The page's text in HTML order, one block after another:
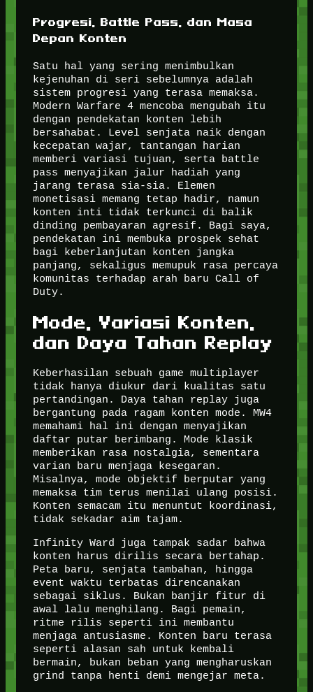
Progresi, Battle Pass, dan Masa
Depan Konten
Satu hal yang sering menimbulkan
kejenuhan di seri sebelumnya adalah
sistem progresi yang terasa memaksa.
Modern Warfare 4 mencoba mengubah itu
dengan pendekatan konten lebih
bersahabat. Level senjata naik dengan
kecepatan wajar, tantangan harian
memberi variasi tujuan, serta battle
pass menyajikan jalur hadiah yang
jarang terasa sia-sia. Elemen
monetisasi memang tetap hadir, namun
konten inti tidak terkunci di balik
dinding pembayaran agresif. Bagi saya,
pendekatan ini membuka prospek sehat
bagi keberlanjutan konten jangka
panjang, sekaligus memupuk rasa percaya
komunitas terhadap arah baru Call of
Duty.
Mode, Variasi Konten,
dan Daya Tahan Replay
Keberhasilan sebuah game multiplayer
tidak hanya diukur dari kualitas satu
pertandingan. Daya tahan replay juga
bergantung pada ragam konten mode. MW4
memahami hal ini dengan menyajikan
daftar putar berimbang. Mode klasik
memberikan rasa nostalgia, sementara
varian baru menjaga kesegaran.
Misalnya, mode objektif berputar yang
memaksa tim terus menilai ulang posisi.
Konten semacam itu menuntut koordinasi,
tidak sekadar aim tajam.
Infinity Ward juga tampak sadar bahwa
konten harus dirilis secara bertahap.
Peta baru, senjata tambahan, hingga
event waktu terbatas direncanakan
sebagai siklus. Bukan banjir fitur di
awal lalu menghilang. Bagi pemain,
ritme rilis seperti ini membantu
menjaga antusiasme. Konten baru terasa
seperti alasan sah untuk kembali
bermain, bukan beban yang mengharuskan
grind tanpa henti demi mengejar meta.